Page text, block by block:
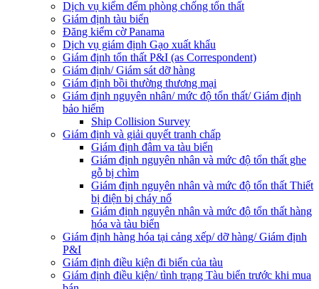
Dịch vụ kiểm đếm phòng chống tổn thất
Giám định tàu biển
Đăng kiểm cờ Panama
Dịch vụ giám định Gạo xuất khẩu
Giám định tổn thất P&I (as Correspondent)
Giám định/ Giám sát dỡ hàng
Giám định bồi thường thương mại
Giám định nguyên nhân/ mức độ tổn thất/ Giám định
bảo hiểm
Ship Collision Survey
Giám định và giải quyết tranh chấp
Giám định đâm va tàu biển
Giám định nguyên nhân và mức độ tổn thất ghe
gỗ bị chìm
Giám định nguyên nhân và mức độ tổn thất Thiết
bị điện bị cháy nổ
Giám định nguyên nhân và mức độ tổn thất hàng
hóa và tàu biển
Giám định hàng hóa tại cảng xếp/ dỡ hàng/ Giám định
P&I
Giám định điều kiện đi biển của tàu
Giám định điều kiện/ tình trạng Tàu biển trước khi mua